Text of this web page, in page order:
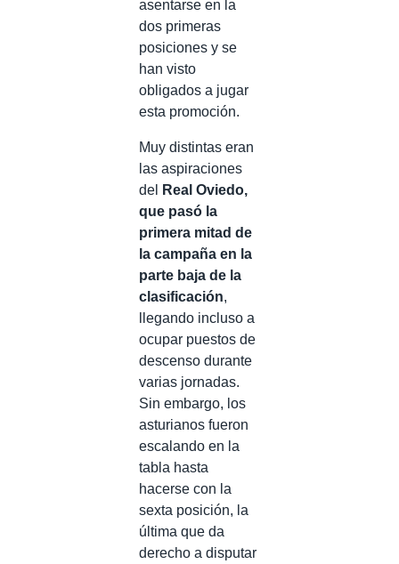
asentarse en la
dos primeras
posiciones y se
han visto
obligados a jugar
esta promoción.
Muy distintas eran
las aspiraciones
del
Real Oviedo,
que pasó la
primera mitad de
la campaña en la
parte baja de la
clasificación,
llegando incluso a
ocupar puestos de
descenso durante
varias jornadas.
Sin embargo, los
asturianos fueron
escalando en la
tabla hasta
hacerse con la
sexta posición, la
última que da
derecho a disputar